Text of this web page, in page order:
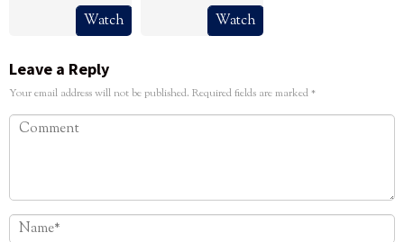
Watch Watch
Leave a Reply
Your email address will not be published. Required fields are marked*